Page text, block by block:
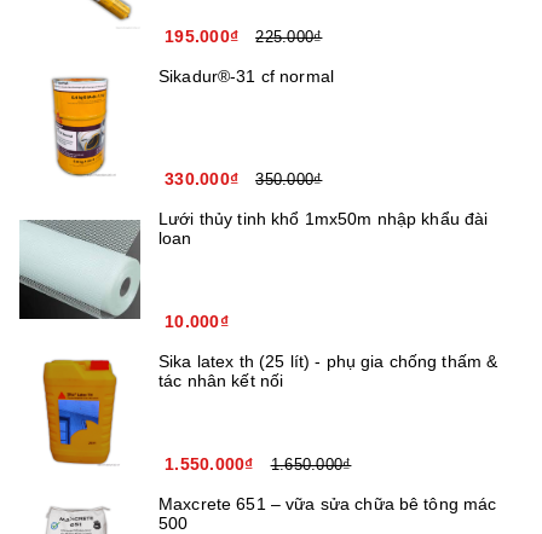
195.000₫ 225.000₫
Sikadur®-31 cf normal
330.000₫ 350.000₫
Lưới thủy tinh khổ 1mx50m nhập khẩu đài
loan
10.000₫
Sika latex th (25 lít) - phụ gia chống thấm &
tác nhân kết nối
1.550.000₫ 1.650.000₫
Maxcrete 651 – vữa sửa chữa bê tông mác
500